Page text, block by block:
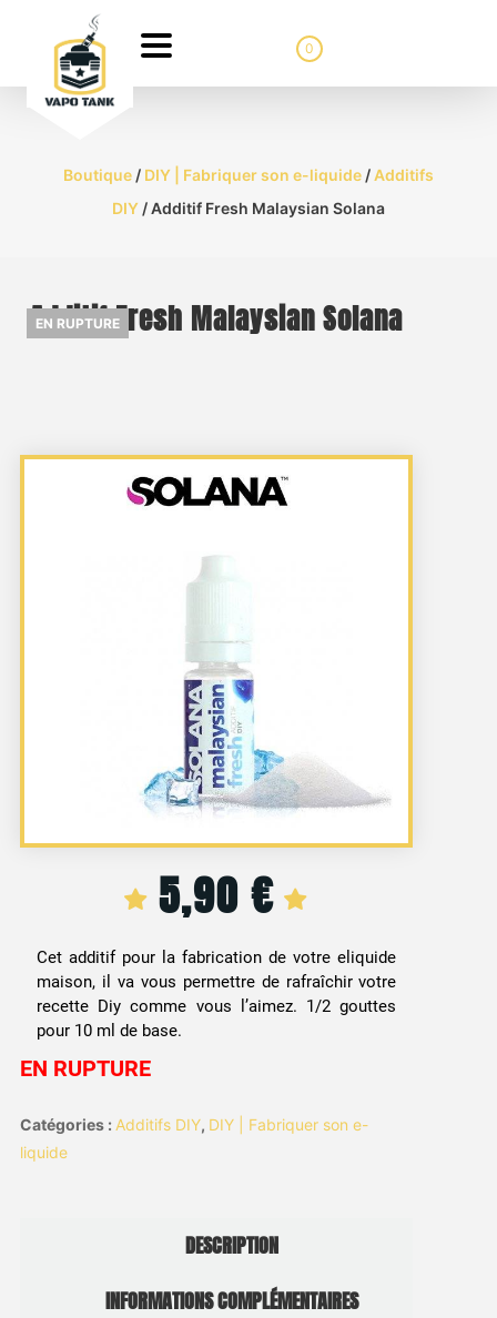
0
Boutique/ DIY | Fabriquer son e-liquide/ Additifs
DIY/ Additif Fresh Malaysian Solana
Additif Fresh Malaysian Solana
EN RUPTURE
5,90€
Cet additif pour la fabrication de votre eliquide
maison, il va vous permettre de rafraîchir votre
recette Diy comme vous l’aimez. 1/2 gouttes
pour 10 ml de base.
EN RUPTURE
Catégories : Additifs DIY, DIY | Fabriquer son e-
liquide
DESCRIPTION
INFORMATIONS COMPLÉMENTAIRES